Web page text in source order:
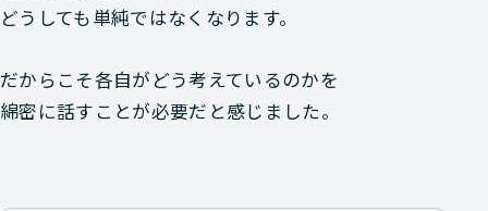
どうしても単純ではなくなります。
だからこそ各自がどう考えているのかを
綿密に話すことが必要だと感じました。